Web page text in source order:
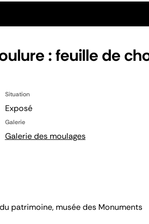
: feuille de
Situation
Exposé
Galerie
Galerie des moulages
patrimoine, musée des Monuments